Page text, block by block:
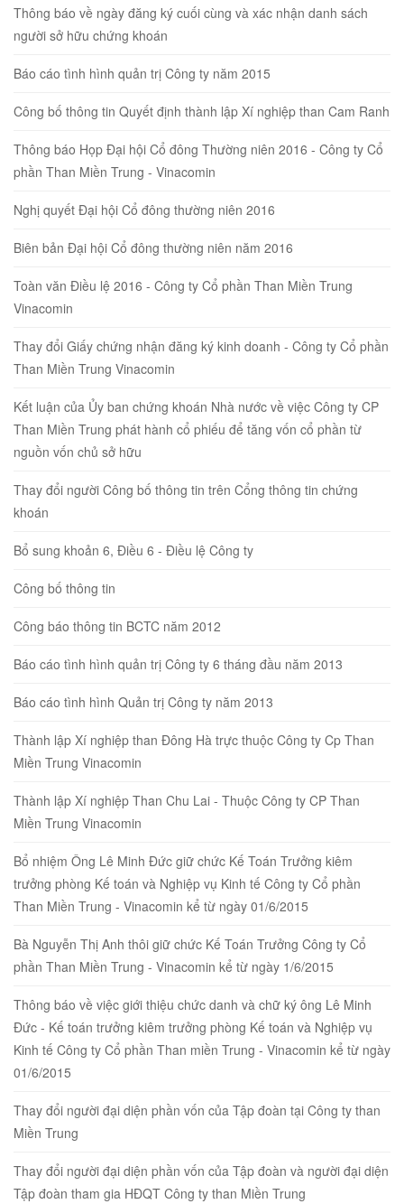
Thông báo về ngày đăng ký cuối cùng và xác nhận danh sách
người sở hữu chứng khoán
Báo cáo tình hình quản trị Công ty năm 2015
Công bố thông tin Quyết định thành lập Xí nghiệp than Cam Ranh
Thông báo Họp Đại hội Cổ đông Thường niên 2016 - Công ty Cổ
phần Than Miền Trung - Vinacomin
Nghị quyết Đại hội Cổ đông thường niên 2016
Biên bản Đại hội Cổ đông thường niên năm 2016
Toàn văn Điều lệ 2016 - Công ty Cổ phần Than Miền Trung
Vinacomin
Thay đổi Giấy chứng nhận đăng ký kinh doanh - Công ty Cổ phần
Than Miền Trung Vinacomin
Kết luận của Ủy ban chứng khoán Nhà nước về việc Công ty CP
Than Miền Trung phát hành cổ phiếu để tăng vốn cổ phần từ
nguồn vốn chủ sở hữu
Thay đổi người Công bố thông tin trên Cổng thông tin chứng
khoán
Bổ sung khoản 6, Điều 6 - Điều lệ Công ty
Công bố thông tin
Công báo thông tin BCTC năm 2012
Báo cáo tình hình quản trị Công ty 6 tháng đầu năm 2013
Báo cáo tình hình Quản trị Công ty năm 2013
Thành lập Xí nghiệp than Đông Hà trực thuộc Công ty Cp Than
Miền Trung Vinacomin
Thành lập Xí nghiệp Than Chu Lai - Thuộc Công ty CP Than
Miền Trung Vinacomin
Bổ nhiệm Ông Lê Minh Đức giữ chức Kế Toán Trưởng kiêm
trưởng phòng Kế toán và Nghiệp vụ Kinh tế Công ty Cổ phần
Than Miền Trung - Vinacomin kể từ ngày 01/6/2015
Bà Nguyễn Thị Anh thôi giữ chức Kế Toán Trưởng Công ty Cổ
phần Than Miền Trung - Vinacomin kể từ ngày 1/6/2015
Thông báo về việc giới thiệu chức danh và chữ ký ông Lê Minh
Đức - Kế toán trưởng kiêm trưởng phòng Kế toán và Nghiệp vụ
Kinh tế Công ty Cổ phần Than miền Trung - Vinacomin kể từ ngày
01/6/2015
Thay đổi người đại diện phần vốn của Tập đoàn tại Công ty than
Miền Trung
Thay đổi người đại diện phần vốn của Tập đoàn và người đại diện
Tập đoàn tham gia HĐQT Công ty than Miền Trung